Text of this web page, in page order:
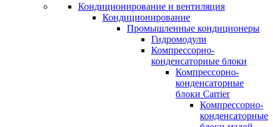
Кондиционирование и вентиляция
Кондиционирование
Промышленные кондиционеры
Гидромодули
Компрессорно-
конденсаторные блоки
Компрессорно-
конденсаторные
блоки Carrier
Компрессорно-
конденсаторные